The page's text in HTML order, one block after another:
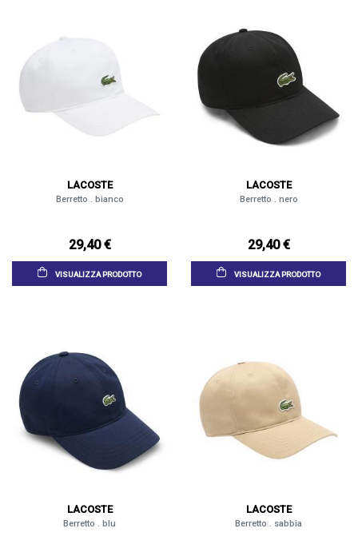
LACOSTE
Berretto . bianco
29,40 €
VISUALIZZA PRODOTTO
LACOSTE
Berretto . nero
29,40 €
VISUALIZZA PRODOTTO
LACOSTE
Berretto . blu
LACOSTE
Berretto . sabbia